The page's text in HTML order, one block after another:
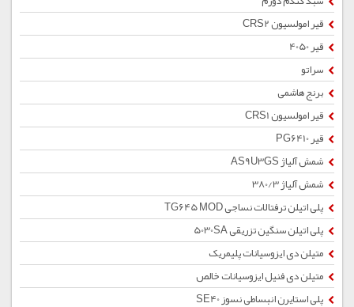
قیر امولسیون CRS2
قیر 4050
سراتو
برنج هاشمی
قیر امولسیون CRS1
قیر PG6410
شمش آلیاژ AS9U3GS
شمش آلیاژ 380/3
پلی اتیلن ترفتالات نساجی TG645 MOD
پلی اتیلن سنگین تزریقی 5030SA
متیلن دی ایزوسیانات پلیمریک
متیلن دی فنیل ایزوسیانات خالص
پلی استایرن انبساطی نسوز SE40